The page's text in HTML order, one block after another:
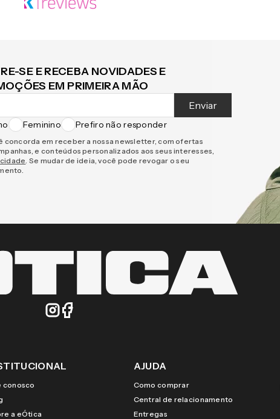
SE E RECEBA NOVIDADES E
EM PRIMEIRA MÃO
Enviar
Feminino Prefiro não responder
concorda em receber a nossa newsletter, com ofertas
e conteúdos personalizados aos seus interesses,
. Se mudar de ideia, você pode revogar o seu
conosco
a eÓtica
AJUDA
Como comprar
Central de relacionamento
Entregas